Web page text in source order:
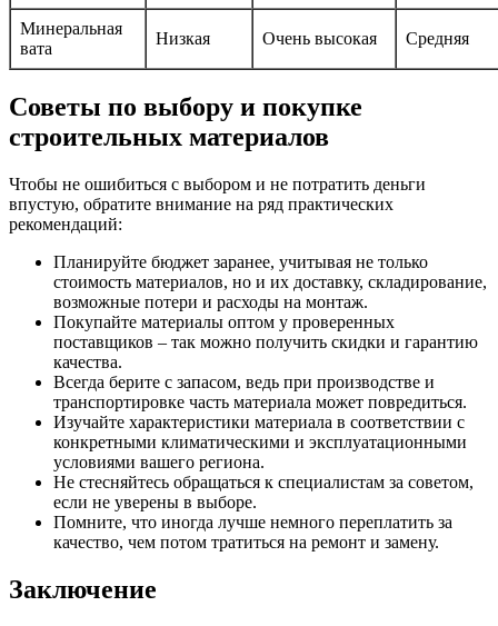
Минеральная
вата
Низкая Очень высокая Средняя
Советы по выбору и покупке
строительных материалов
Чтобы не ошибиться с выбором и не потратить деньги
впустую, обратите внимание на ряд практических
рекомендаций:
Планируйте бюджет заранее, учитывая не только
стоимость материалов, но и их доставку, складирование,
возможные потери и расходы на монтаж.
Покупайте материалы оптом у проверенных
поставщиков – так можно получить скидки и гарантию
качества.
Всегда берите с запасом, ведь при производстве и
транспортировке часть материала может повредиться.
Изучайте характеристики материала в соответствии с
конкретными климатическими и эксплуатационными
условиями вашего региона.
Не стесняйтесь обращаться к специалистам за советом,
если не уверены в выборе.
Помните, что иногда лучше немного переплатить за
качество, чем потом тратиться на ремонт и замену.
Заключение